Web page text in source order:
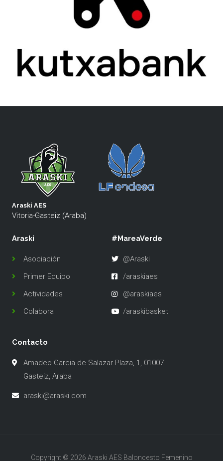
Araski AES
Vitoria-Gasteiz (Araba)
Araski
Asociación
Primer Equipo
Actividades
Colabora
#MareaVerde
@Araski
/araskiaes
@araskiaes
/araskibasket
Contacto
Amadeo Garcia de Salazar Plaza, 1, 01007
Gasteiz, Araba
araski@araski.com​​
Copyright © 2026 Araski AES Baloncesto Femenino